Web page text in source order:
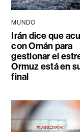
MUNDO
Irán dice que
con Omán para
gestionar el
Ormuz está en
final